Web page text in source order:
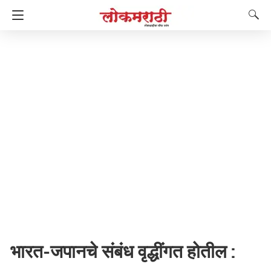
भारत-जपानचे संबंध वृद्धींगत होतील :